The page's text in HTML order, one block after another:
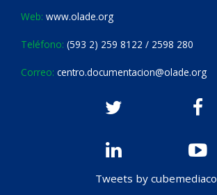
Web: www.olade.org
Teléfono: (593 2) 259 8122 / 2598 280
Correo: centro.documentacion@olade.org
Tweets by cubemediaco